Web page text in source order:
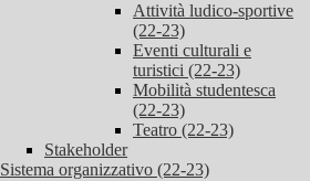
Attività ludico-sportive
(22-23)
Eventi culturali e
turistici (22-23)
Mobilità studentesca
(22-23)
Teatro (22-23)
Stakeholder
Sistema organizzativo (22-23)